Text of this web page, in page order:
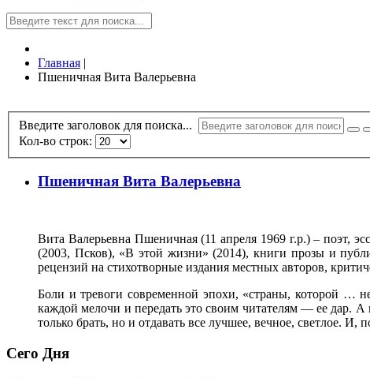
Главная |
Пшеничная Вита Валерьевна
Введите заголовок для поиска...
Кол-во строк:
Пшеничная Вита Валерьевна
Вита Валерьевна Пшеничная (11 апреля 1969 г.р.) – поэт,
(2003, Псков), «В этой жизни» (2014), книги прозы и
рецензий на стихотворные издания местных авторов,
Боли и тревоги современной эпохи, «страны, которой …
каждой мелочи и передать это своим читателям — ее дар. А
только брать, но и отдавать все лучшее, вечное, светлое.
Сего Дня